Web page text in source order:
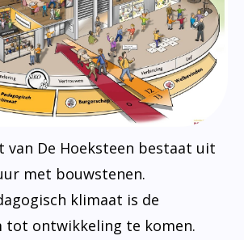
van De Hoeksteen bestaat uit
met bouwstenen.
klimaat is de
tot ontwikkeling te komen.